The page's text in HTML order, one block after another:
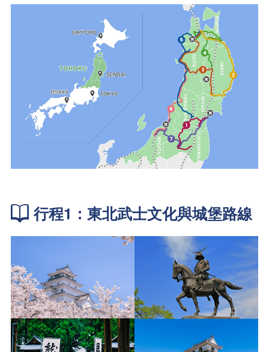
行程1：東北武士文化與城堡路線